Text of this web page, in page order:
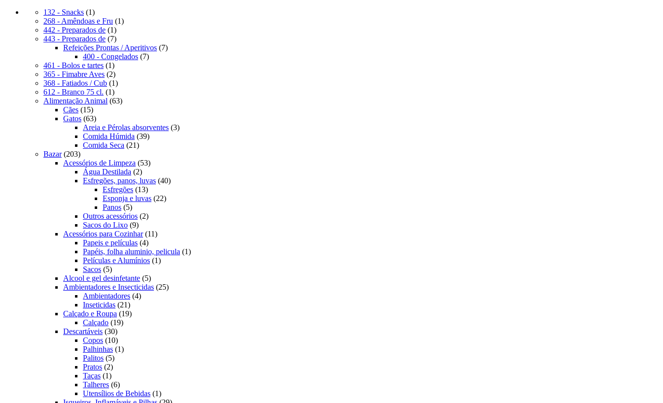
132 - Snacks 11
produto
268 - Amêndoas e Fru 11
442 - Preparados de 11
produto
443 - Preparados de 77
produtos
Refeições Prontas / Aperitivos 77
400 - Congelados 77
461 - Bolos e tartes 11
produto
365 - Fimabre Aves 22
produtos
368 - Fatiados / Cub 11
612 - Branco 75 cl. 11
produto
Alimentação Animal 6363
Cães 1515
produtos
Gatos 6363
produtos
Areia e Pérolas absorventes 33
Comida Húmida 3939
Comida Seca 2121
Bazar 203203
produtos
Acessórios de Limpeza 5353
Água Destilada 22
produtos
Esfregões, panos, luvas 4040
Esfregões 1313
produtos
Esponja e luvas 2222
Panos 55
produtos
Outros acessórios 22
Sacos do Lixo 99
produtos
Acessórios para Cozinhar 1111
Papeis e películas 44
produtos
Papéis, folha aluminio, pelicula 11
Películas e Alumínios 11
Sacos 55
produtos
Alcool e gel desinfetante 55
produtos
Ambientadores e Insecticidas 2525
Ambientadores 44
Inseticidas 2121
produtos
Calçado e Roupa 1919
Calçado 1919
Descartáveis 3030
produtos
Copos 1010
produtos
Palhinhas 11
Palitos 55
produtos
Pratos 22
produtos
Taças 11
produto
Talheres 66
produtos
Utensílios de Bebidas 11